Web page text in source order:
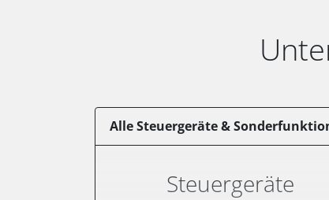
Alle Steuergeräte &
Steuergeräte